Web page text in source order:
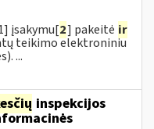
įsakymu[2] pakeitė ir
teikimo elektroniniu
...
inspekcijos